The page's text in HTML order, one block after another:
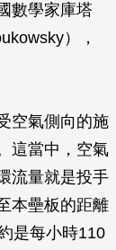
數學家庫塔
），
空氣側向的施
這當中，空氣
流量就是投手
本壘板的距離
是每小時110